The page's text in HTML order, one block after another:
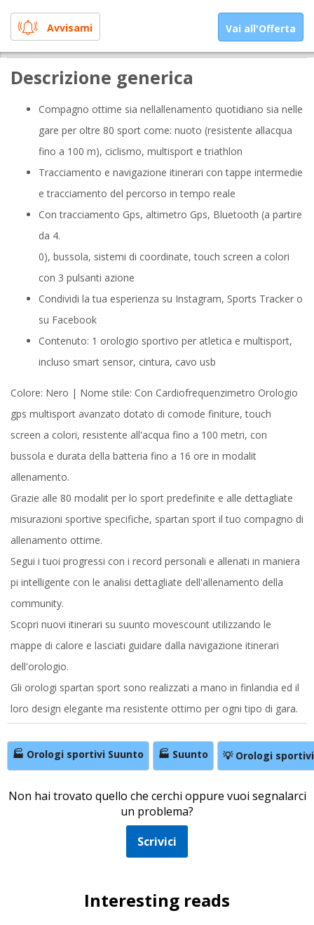
Avvisami Vai all'Offerta
Descrizione generica
Compagno ottime sia nellallenamento quotidiano sia nelle
gare per oltre 80 sport come: nuoto (resistente allacqua
fino a 100 m), ciclismo, multisport e triathlon
Tracciamento e navigazione itinerari con tappe intermedie
e tracciamento del percorso in tempo reale
Con tracciamento Gps, altimetro Gps, Bluetooth (a partire
da 4.
0), bussola, sistemi di coordinate, touch screen a colori
con 3 pulsanti azione
Condividi la tua esperienza su Instagram, Sports Tracker o
su Facebook
Contenuto: 1 orologio sportivo per atletica e multisport,
incluso smart sensor, cintura, cavo usb
Colore: Nero | Nome stile: Con Cardiofrequenzimetro Orologio
gps multisport avanzato dotato di comode finiture, touch
screen a colori, resistente all'acqua fino a 100 metri, con
bussola e durata della batteria fino a 16 ore in modalit
allenamento.
Grazie alle 80 modalit per lo sport predefinite e alle dettagliate
misurazioni sportive specifiche, spartan sport il tuo compagno di
allenamento ottime.
Segui i tuoi progressi con i record personali e allenati in maniera
pi intelligente con le analisi dettagliate dell'allenamento della
community.
Scopri nuovi itinerari su suunto movescount utilizzando le
mappe di calore e lasciati guidare dalla navigazione itinerari
dell'orologio.
Gli orologi spartan sport sono realizzati a mano in finlandia ed il
loro design elegante ma resistente ottimo per ogni tipo di gara.
🏭 Orologi sportivi Suunto 🏭 Suunto 💡 Orologi sportivi
Non hai trovato quello che cerchi oppure vuoi segnalarci
un problema?
Scrivici
Interesting reads